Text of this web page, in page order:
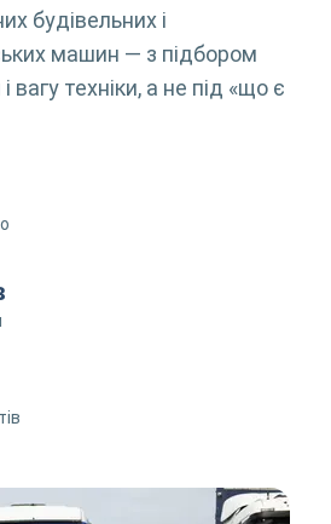
будівельних і
машин — з підбором
вагу техніки, а не під «що є